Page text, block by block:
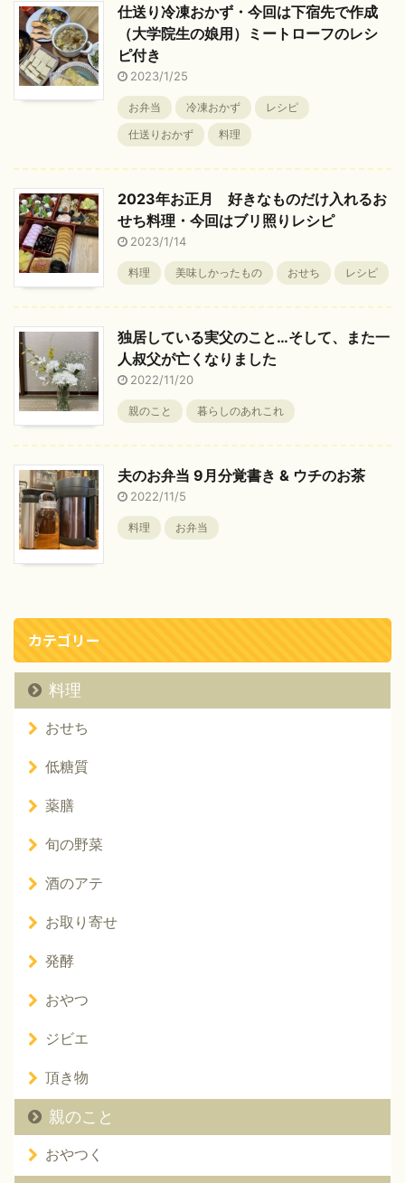
仕送り冷凍おかず・今回は下宿先で作成
（大学院生の娘用）ミートローフのレシ
ピ付き
2023/1/25
お弁当 冷凍おかず
レシピ
仕送りおかず
料理
2023年お正月 好きなものだけ入れるお
せち料理・今回はブリ照りレシピ
2023/1/14
料理 美味しかったもの おせち レシピ
独居している実父のこと…そして、また一
人叔父が亡くなりました
2022/11/20
親のこと 暮らしのあれこれ
夫のお弁当 9月分覚書き & ウチのお茶
2022/11/5
料理 お弁当
カテゴリー
料理
おせち
低糖質
薬膳
旬の野菜
酒のアテ
お取り寄せ
発酵
おやつ
ジビエ
頂き物
親のこと
おやつく